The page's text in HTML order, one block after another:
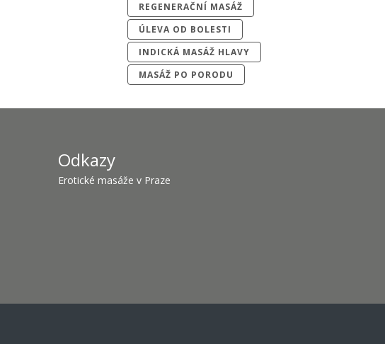
REGENERAČNÍ MASÁŽ
ÚLEVA OD BOLESTI
INDICKÁ MASÁŽ HLAVY
MASÁŽ PO PORODU
Odkazy
Erotické masáže v Praze